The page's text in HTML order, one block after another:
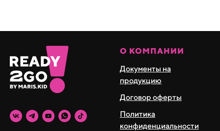
держит арку при толщине более 1,5 мм в зоне стресса,
если толщина меньше - он упругий и амортизирует на
ногте, за счет чего подходит для укрепления в тонком
объеме. Время полимеризации для поджатия: 10
секунд. Мягкий и удобный в опиле. Идеален для
укрепления и наращивания в тонких натуральных
техниках работы, не скалывается и держит форму
О КОМПАНИИ
Документы на
продукцию
Договор оферты
Политика
конфиденциальности